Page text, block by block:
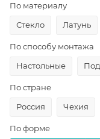
По материалу
Стекло
Латунь
По способу монтажа
Настольные
По стране
Россия
Чехия
По форме